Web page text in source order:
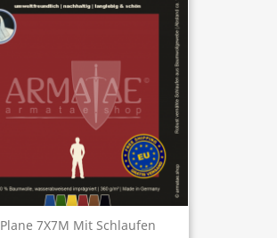
Plane 7X7M Mit Schlaufen